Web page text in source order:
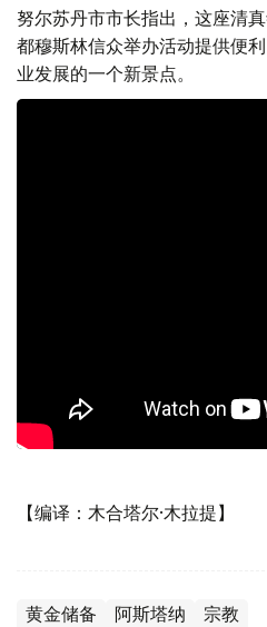
努尔苏丹市市长指出，这座清
都穆斯林信众举办活动提供便
业发展的一个新景点。
【编译：木合塔尔·木拉提】
黄金储备 阿斯塔纳 宗教